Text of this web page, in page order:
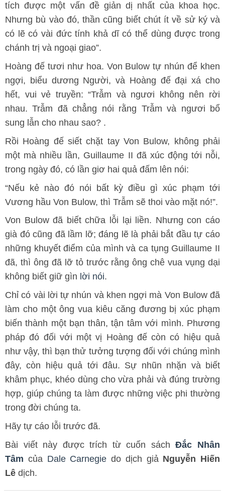
tích được một vấn đề giản dị nhất của khoa học.
Nhưng bù vào đó, thần cũng biết chút ít về sử ký và
có lẽ có vài đức tính khả dĩ có thể dùng được trong
chánh trị và ngoại giao”.
Hoàng đế tươi như hoa. Von Bulow tự nhún để khen
ngợi, biểu dương Người, và Hoàng đế đại xá cho
hết, vui vẻ truyền: “Trẫm và ngươi không nên rời
nhau. Trẫm đã chẳng nói rằng Trẫm và ngươi bổ
sung lẫn cho nhau sao? .
Rồi Hoàng đế siết chặt tay Von Bulow, không phải
một mà nhiều lần, Guillaume II đã xúc động tới nỗi,
trong ngày đó, có lần giơ hai quả đấm lên nói:
“Nếu kẻ nào đó nói bất kỳ điều gì xúc phạm tới
Vương hầu Von Bulow, thì Trẫm sẽ thoi vào mặt nó!”.
Von Bulow đã biết chữa lỗi lại liền. Nhưng con cáo
già đó cũng đã lầm lỡ; đáng lẽ là phải bắt đầu tự cáo
những khuyết điểm của mình và ca tụng Guillaume II
đã, thì ông đã lỡ tỏ trước rằng ông chê vua vụng dại
không biết giữ gìn lời nói.
Chỉ có vài lời tự nhún và khen ngợi mà Von Bulow đã
làm cho một ông vua kiêu căng đương bị xúc phạm
biến thành một bạn thân, tận tâm với mình. Phương
pháp đó đối với một vị Hoàng đế còn có hiệu quả
như vậy, thì bạn thử tưởng tượng đối với chúng mình
đây, còn hiệu quả tới đâu. Sự nhũn nhặn và biết
khâm phục, khéo dùng cho vừa phải và đúng trường
hợp, giúp chúng ta làm được những việc phi thường
trong đời chúng ta.
Hãy tự cáo lỗi trước đã.
Bài viết này được trích từ cuốn sáchĐắc Nhân
Tâm của Dale Carnegie do dịch giả Nguyễn Hiến
Lê dịch.